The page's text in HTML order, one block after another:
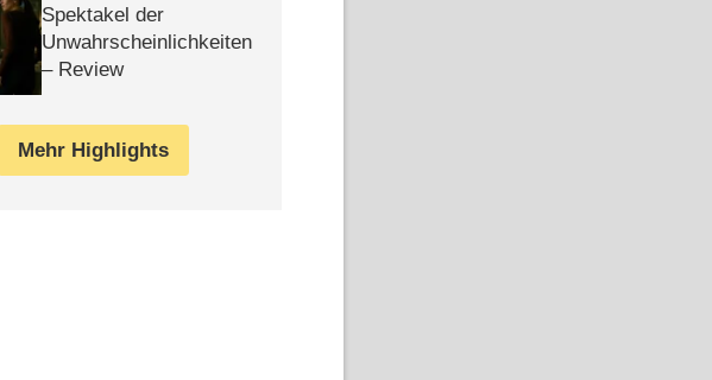
Spektakel der
Unwahrscheinlichkeiten
– Review
Mehr Highlights